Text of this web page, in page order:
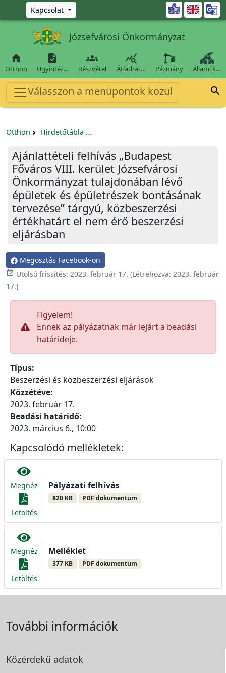
Ugrás a fő tartalomra
Kapcsolat 
Józsefvárosi Önkormányzat

Otthon

Ügyintéz…

Részvétel

Átláthat… Pázmány Állami k…
Válasszon a menüpontok közül 
Otthon Hirdetőtábla
Ajánlattételi felhívás „Budapest
Főváros VIII. kerület Józsefvárosi
Önkormányzat tulajdonában lévő
épületek és épületrészek bontásának
tervezése” tárgyú, közbeszerzési
értékhatárt el nem érő beszerzési
eljárásban
Megosztás Facebook-on
 Utolsó frissítés: 2023. február 17. (Létrehozva: 2023. február
17.)
Figyelem!
Ennek az pályázatnak már lejárt a beadási
határideje.
Típus:
Beszerzési és közbeszerzési eljárások
Közzétéve:
2023. február 17.
Beadási határidő:
2023. március 6., 10:00
Kapcsolódó mellékletek:
Megnéz
Letöltés
Pályázati felhívás
820 KB PDF dokumentum
Megnéz
Letöltés
Melléklet
377 KB PDF dokumentum
További információk
Közérdekű adatok